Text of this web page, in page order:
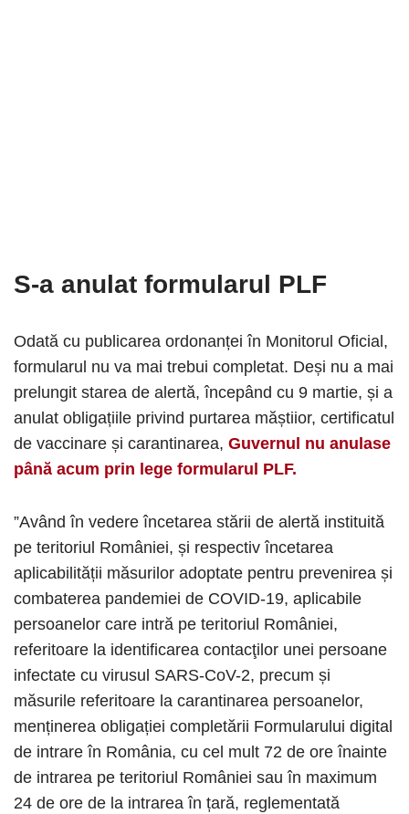
S-a anulat formularul PLF
Odată cu publicarea ordonanței în Monitorul Oficial,
formularul nu va mai trebui completat. Deși nu a mai
prelungit starea de alertă, începând cu 9 martie, și a
anulat obligațiile privind purtarea măștiior, certificatul
de vaccinare și carantinarea, Guvernul nu anulase
până acum prin lege formularul PLF.
”Având în vedere încetarea stării de alertă instituită
pe teritoriul României, și respectiv încetarea
aplicabilității măsurilor adoptate pentru prevenirea și
combaterea pandemiei de COVID-19, aplicabile
persoanelor care intră pe teritoriul României,
referitoare la identificarea contacţilor unei persoane
infectate cu virusul SARS-CoV-2, precum și
măsurile referitoare la carantinarea persoanelor,
menținerea obligației completării Formularului digital
de intrare în România, cu cel mult 72 de ore înainte
de intrarea pe teritoriul României sau în maximum
24 de ore de la intrarea în țară, reglementată